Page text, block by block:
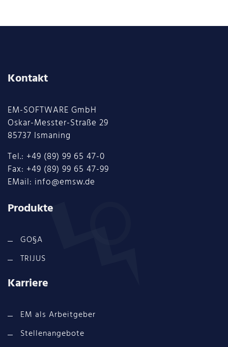
Kontakt
EM-SOFTWARE GmbH
Oskar-Messter-Straße 29
85737 Ismaning
Tel.: +49 (89) 99 65 47-0
Fax: +49 (89) 99 65 47-99
EMail: info@emsw.de
Produkte
GO§A
TRIJUS
Karriere
EM als Arbeitgeber
Stellenangebote